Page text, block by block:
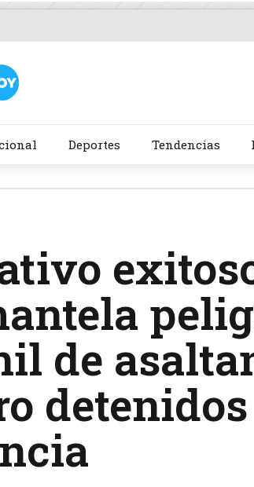
Deportes Tendencias
de